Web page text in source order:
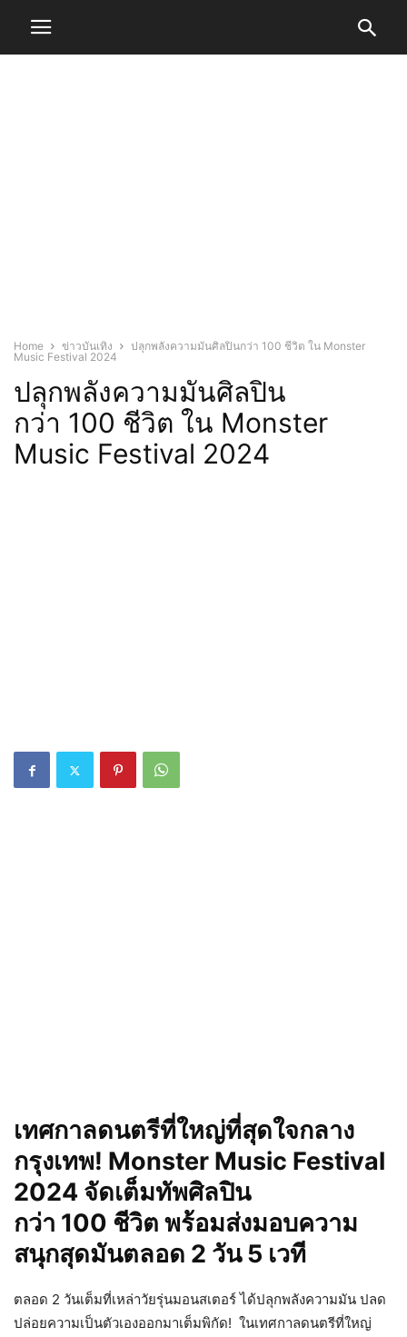
Home ข่าวบันเทิง
ปลุกพลังความมันศิลปินกว่า 100 ชีวิต ใน Monster
Music Festival 2024
ปลุกพลังความมันศิลปิน
กว่า 100 ชีวิต ใน Monster
Music Festival 2024
เทศกาลดนตรีที่ใหญ่ที่สุดใจกลาง
กรุงเทพ! Monster Music Festival
2024 จัดเต็มทัพศิลปิน
กว่า 100 ชีวิต พร้อมส่งมอบความ
สนุกสุดมันตลอด 2 วัน 5 เวที
ตลอด 2 วันเต็มที่เหล่าวัยรุ่นมอนสเตอร์ ได้ปลุกพลังความมัน ปลด
ปล่อยความเป็นตัวเองออกมาเต็มพิกัด! ในเทศกาลดนตรีที่ใหญ่